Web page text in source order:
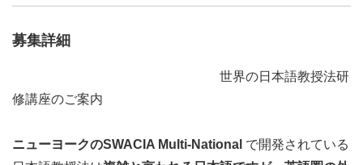
募集詳細
世界の日本語教授法研
修講座のご案内
ニューヨークのSWACIA Multi-National で開発されている